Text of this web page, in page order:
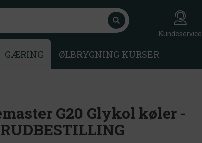
Kundeservice
GÆRING ØLBRYGNING KURSER
G20 Glykol køler -